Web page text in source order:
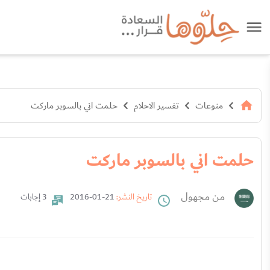
منوعات تفسير الاحلام حلمت اني بالسوبر ماركت
حلمت اني بالسوبر ماركت
من مجهول تاريخ النشر: 3 إجابات